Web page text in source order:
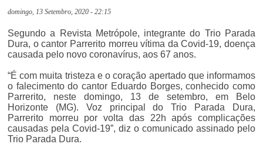
domingo, 13 Setembro, 2020 - 22:15
Segundo a Revista Metrópole, integrante do Trio Parada
Dura, o cantor Parrerito morreu vítima da Covid-19, doença
causada pelo novo coronavírus, aos 67 anos.
“É com muita tristeza e o coração apertado que informamos
o falecimento do cantor Eduardo Borges, conhecido como
Parrerito, neste domingo, 13 de setembro, em Belo
Horizonte (MG). Voz principal do Trio Parada Dura,
Parrerito morreu por volta das 22h após complicações
causadas pela Covid-19”, diz o comunicado assinado pelo
Trio Parada Dura.